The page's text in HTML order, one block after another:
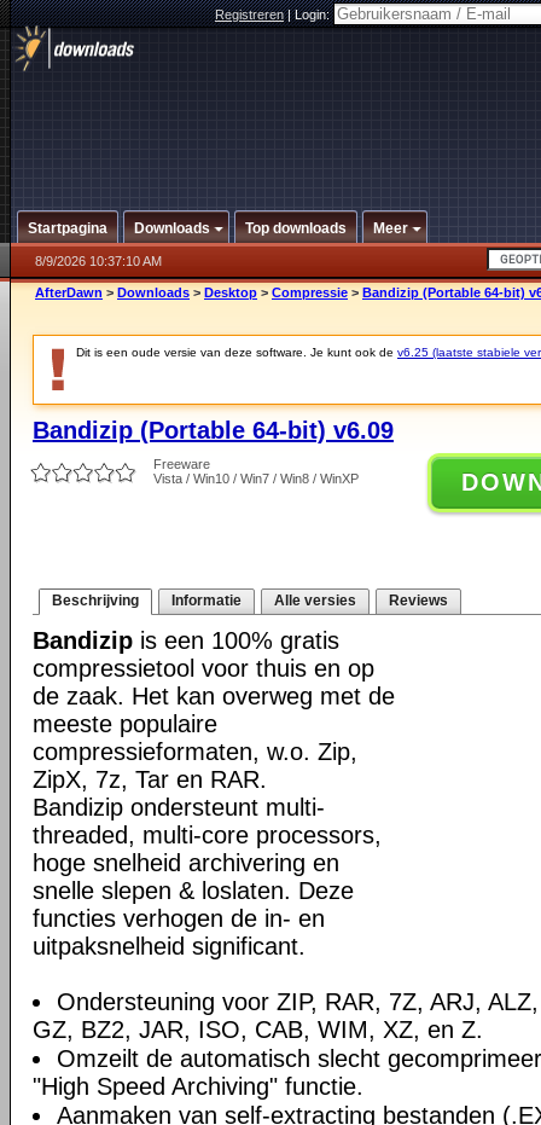
Registreren|Login:
Startpagina Downloads Top downloads Meer
8/9/2026 10:37:10 AM
AfterDawn > Downloads > Desktop > Compressie > Bandizip (Portable 64-bit)
Dit is een oude versie van deze software. Je kunt ook de v6.25 (laatste stabiele
Bandizip (Portable 64-bit) v6.09
Freeware
Vista / Win10 / Win7 / Win8 / WinXP
Beschrijving Informatie Alle versies Reviews
Bandizip is een 100% gratis
compressietool voor thuis en op
de zaak. Het kan overweg met de
meeste populaire
compressieformaten, w.o. Zip,
ZipX, 7z, Tar en RAR.
Bandizip ondersteunt multi-
threaded, multi-core processors,
hoge snelheid archivering en
snelle slepen & loslaten. Deze
functies verhogen de in- en
uitpaksnelheid significant.
Ondersteuning voor ZIP, RAR, 7Z, ARJ,
GZ, BZ2, JAR, ISO, CAB, WIM, XZ, en Z.
Omzeilt de automatisch slecht
"High Speed Archiving" functie.
Aanmaken van self-extracting bestanden